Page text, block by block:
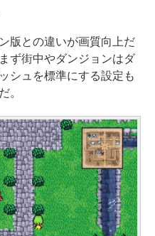
版との違いが画質向上だ
ず街中やダンジョンはダ
シュを標準にする設定も
。